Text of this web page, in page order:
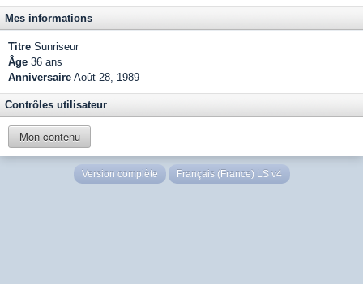
Mes informations
Titre Sunriseur
Âge 36 ans
Anniversaire Août 28, 1989
Contrôles utilisateur
Mon contenu
Version complète Français (France) LS v4